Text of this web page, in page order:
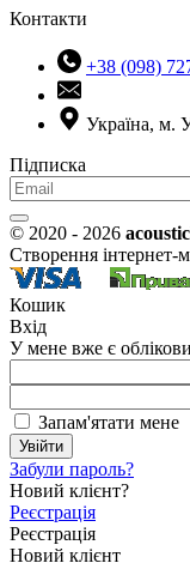
Контакти
+38 (098)
Україна, м.
Підписка
© 2020 - 2026
Створення інтернет-
Кошик
Вхід
У мене вже є
Запам'ятати мене
Увійти
Забули пароль?
Новий клієнт?
Реєстрація
Реєстрація
Новий клієнт